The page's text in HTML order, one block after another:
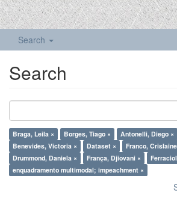
Search
Search
Braga, Leila × Borges, Tiago × Antonelli, Diego ×
Benevides, Victoria ×
Dataset × Franco,
Drummond, Daniela ×
França, Djiovani ×
enquadramento multimodal; impeachment ×